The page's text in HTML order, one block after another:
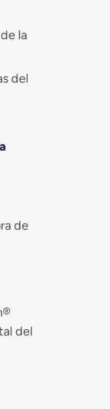
la
del
de
del